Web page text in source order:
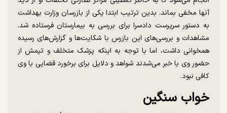
آنها مخفی بماند. بدین ترتیب ابتدا یکی از بازرسان وزارت بهداشت
به دستور سرپرست دادسرا برای بررسی به بیمارستان فرستاده شد.
مشاهدات و بررسی‌های این بازرس با شکایت‌ها و گزارش‌های رسیده
همخوانی داشت، اما با توجه به اینکه پزشک متخلف و تیمش از
حضور وی با خبر می‌شدند شواهد و دلایل برای برخورد قضایی با وی
کافی نبود.
خواب سنگین